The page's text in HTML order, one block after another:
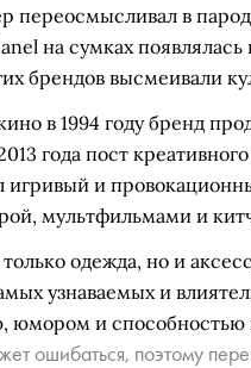
переосмысливал в
на сумках
брендов высмеивали
в 1994 году бренд
года пост
и
мультфильмами и
одежда, но и
узнаваемых и
юмором и способностью
ошибаться, поэтому